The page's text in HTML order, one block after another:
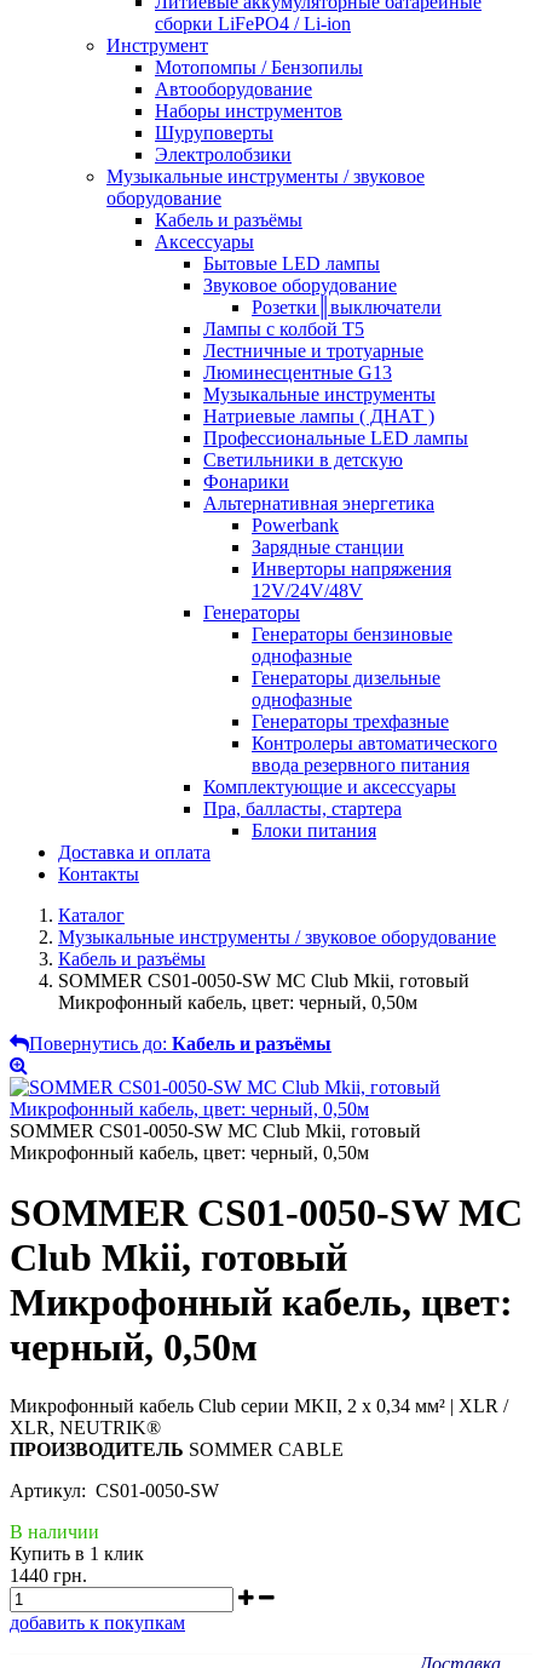
сборки LiFePO4 / Li-ion
Инструмент
Мотопомпы / Бензопилы
Автооборудование
Наборы инструментов
Шуруповерты
Электролобзики
Музыкальные инструменты / звуковое
оборудование
Кабель и разъёмы
Аксессуары
Бытовые LED лампы
Звуковое оборудование
Розетки║выключатели
Лампы с колбой Т5
Лестничные и тротуарные
Люминесцентные G13
Музыкальные инструменты
Натриевые лампы ( ДНАТ )
Профессиональные LED лампы
Светильники в детскую
Фонарики
Альтернативная энергетика
Powerbank
Зарядные станции
Инверторы напряжения
12V/24V/48V
Генераторы
Генераторы бензиновые
однофазные
Генераторы дизельные
однофазные
Генераторы трехфазные
Контролеры автоматического
ввода резервного питания
Комплектующие и аксессуары
Пра, балласты, стартера
Блоки питания
Доставка и оплата
Контакты
Каталог
Музыкальные инструменты / звуковое оборудование
Кабель и разъёмы
SOMMER CS01-0050-SW MC Club Mkii, готовый
Микрофонный кабель, цвет: черный, 0,50м
Повернутись до: Кабель и разъёмы
SOMMER CS01-0050-SW MC Club Mkii, готовый
Микрофонный кабель, цвет: черный, 0,50м
SOMMER CS01-0050-SW MC
Club Mkii, готовый
Микрофонный кабель, цвет:
черный, 0,50м
Микрофонный кабель Club серии MKII, 2 x 0,34 мм² | XLR /
XLR, NEUTRIK®
ПРОИЗВОДИТЕЛЬ SOMMER CABLE
Артикул: CS01-0050-SW
В наличии
Купить в 1 клик
1440 грн.
добавить к покупкам